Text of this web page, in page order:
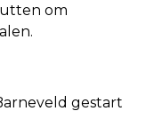
om
gestart